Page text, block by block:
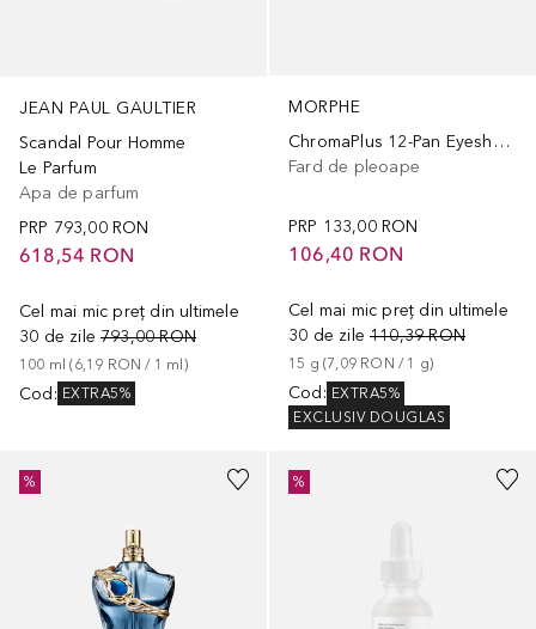
JEAN PAUL GAULTIER
Scandal Pour Homme
Le Parfum
Apa de parfum
PRP 793,00 RON
618,54 RON
Cel mai mic preț din ultimele
30 de zile 793,00 RON
100 ml (6,19 RON / 1 ml)
Cod : EXTRA5%
MORPHE
ChromaPlus 12-Pan Eyeshadow Palette
Fard de pleoape
PRP 133,00 RON
106,40 RON
Cel mai mic preț din ultimele
30 de zile 110,39 RON
15 g (7,09 RON / 1 g)
Cod : EXTRA5%
EXCLUSIV DOUGLAS
% %